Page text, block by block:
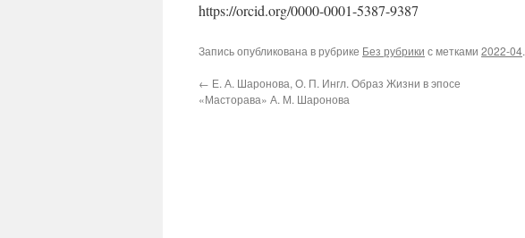
https://orcid.org/0000-0001-5387-9387
Запись опубликована в рубрике Без рубрики с метками 2022-04
← Е. А. Шаронова, О. П. Ингл. Образ Жизни в эпосе
«Масторава» А. М. Шаронова